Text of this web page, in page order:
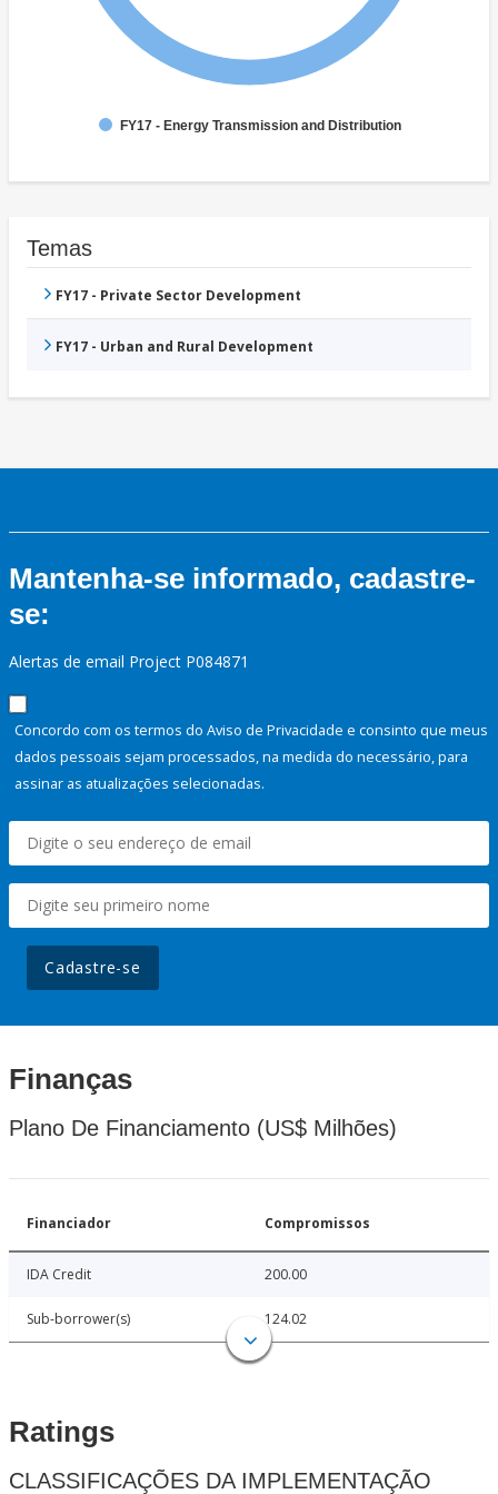
FY17 - Energy Transmission and Distribution
Temas
FY17 - Private Sector Development
FY17 - Urban and Rural Development
Mantenha-se informado, cadastre-
se:
Alertas de email Project P084871
Concordo com os termos do Aviso de Privacidade e consinto que meus
dados pessoais sejam processados, na medida do necessário, para
assinar as atualizações selecionadas.
Cadastre-se
Finanças
Plano De Financiamento (US$ Milhões)
Financiador Compromissos
IDA Credit 200.00
Sub-borrower(s) 124.02
Ratings
CLASSIFICAÇÕES DA IMPLEMENTAÇÃO